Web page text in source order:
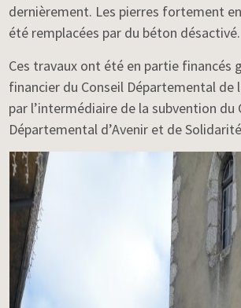
dernièrement. Les pierres fortement
été remplacées par du béton désactivé.
Ces travaux ont été en partie financés
financier du Conseil Départemental de
par l’intermédiaire de la subvention du
Départemental d’Avenir et de Solidarité